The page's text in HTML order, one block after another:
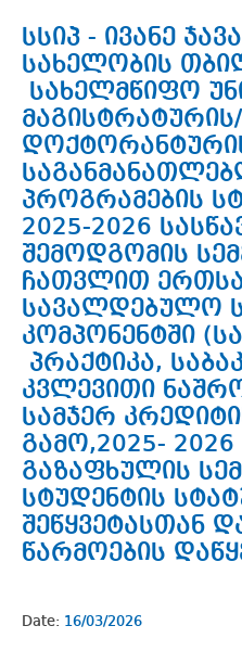
სსიპ - ივანე
სახელობის
სახელმწიფო
მაგისტრატურის/
პროგრამების
2025-2026
შემოდგომის
ჩათვლით ერთსა
სავალდებულო
კომპონენტში
პრაქტიკა,
კვლევითი
სამჯერ
გამო,2025-
გაზაფხულის
სტუდენტის
შეწყვეტასთან
წარმოების
Date: 16/03/2026